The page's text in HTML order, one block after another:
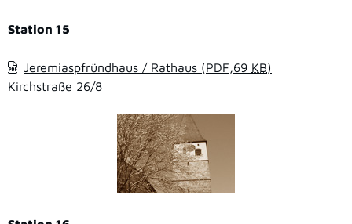
Station 15
Jeremiaspfründhaus / Rathaus (PDF,69 KB)
Kirchstraße 26/8